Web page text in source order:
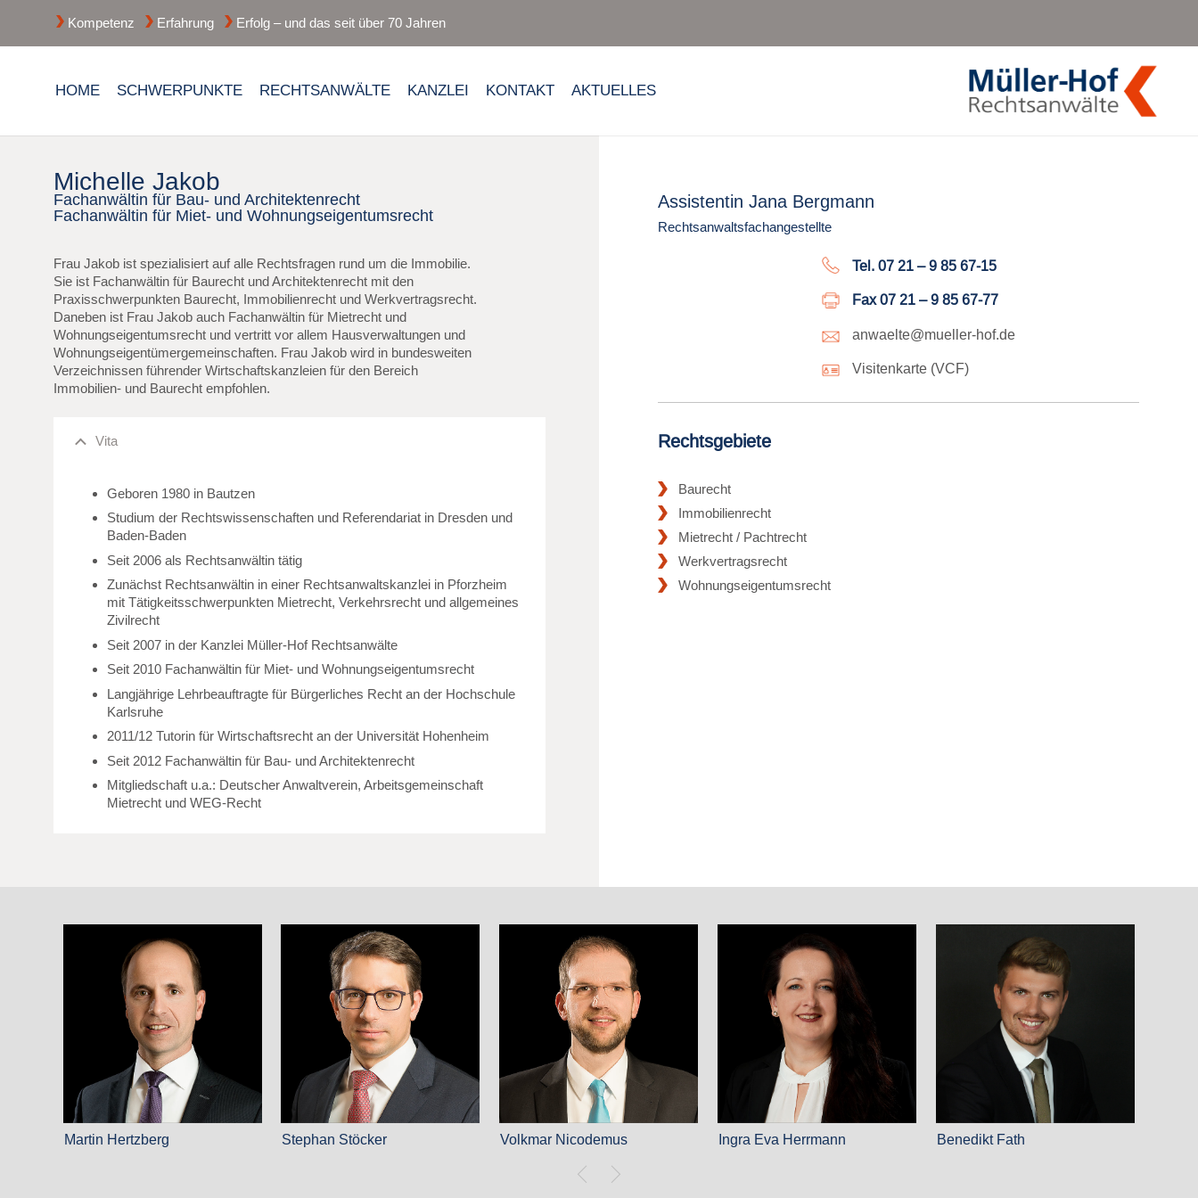
Kompetenz Erfahrung Erfolg – und das seit über 70 Jahren
HOME SCHWERPUNKTE RECHTSANWÄLTE KANZLEI KONTAKT AKTUELLES
Michelle Jakob
Fachanwältin für Bau- und Architektenrecht
Fachanwältin für Miet- und Wohnungseigentumsrecht
Frau Jakob ist spezialisiert auf alle Rechtsfragen rund um die Immobilie.
Sie ist Fachanwältin für Baurecht und Architektenrecht mit den
Praxisschwerpunkten Baurecht, Immobilienrecht und Werkvertragsrecht.
Daneben ist Frau Jakob auch Fachanwältin für Mietrecht und
Wohnungseigentumsrecht und vertritt vor allem Hausverwaltungen und
Wohnungseigentümergemeinschaften. Frau Jakob wird in bundesweiten
Verzeichnissen führender Wirtschaftskanzleien für den Bereich
Immobilien- und Baurecht empfohlen.
Vita
Geboren 1980 in Bautzen
Studium der Rechtswissenschaften und Referendariat in Dresden und
Baden-Baden
Seit 2006 als Rechtsanwältin tätig
Zunächst Rechtsanwältin in einer Rechtsanwaltskanzlei in Pforzheim
mit Tätigkeitsschwerpunkten Mietrecht, Verkehrsrecht und allgemeines
Zivilrecht
Seit 2007 in der Kanzlei Müller-Hof Rechtsanwälte
Seit 2010 Fachanwältin für Miet- und Wohnungseigentumsrecht
Langjährige Lehrbeauftragte für Bürgerliches Recht an der Hochschule
Karlsruhe
2011/12 Tutorin für Wirtschaftsrecht an der Universität Hohenheim
Seit 2012 Fachanwältin für Bau- und Architektenrecht
Mitgliedschaft u.a.: Deutscher Anwaltverein, Arbeitsgemeinschaft
Mietrecht und WEG-Recht
Assistentin Jana Bergmann
Rechtsanwaltsfachangestellte
Tel. 07 21 – 9 85 67-15
Fax 07 21 – 9 85 67-77
anwaelte@mueller-hof.de
Visitenkarte (VCF)
Rechtsgebiete
Baurecht
Immobilienrecht
Mietrecht / Pachtrecht
Werkvertragsrecht
Wohnungseigentumsrecht
Fachanwalt für Arbeitsrecht
Martin Hertzberg
Fachanwalt für Familienrecht
Stephan Stöcker
Fachanwalt für gewerblichen
Rechtsschutz
Fachanwalt für
Volkmar Nicodemus
Fachanwältin für Handels- und
Ingra Eva Herrmann
Rechtsanwalt
Benedikt Fath